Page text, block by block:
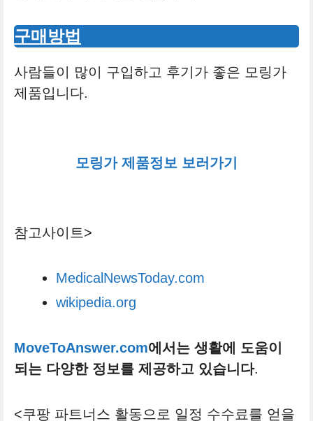
구매방법
사람들이 많이 구입하고 후기가 좋은 모링가
제품입니다.
모링가 제품정보 보러가기
참고사이트>
MedicalNewsToday.com
wikipedia.org
MoveToAnswer.com에서는 생활에 도움이
되는 다양한 정보를 제공하고 있습니다.
<쿠팡 파트너스 활동으로 일정 수수료를 얻을